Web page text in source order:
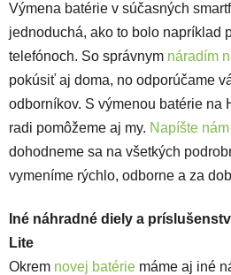
Výmena batérie v súčasných
jednoduchá, ako to bolo napríklad
telefónoch. So správnym náradím
pokúsiť aj doma, no odporúčame
odborníkov. S výmenou batérie na
radi pomôžeme aj my. Napíšte
dohodneme sa na všetkých
vymeníme rýchlo, odborne a za
Iné náhradné diely a
Lite
Okrem novej batérie máme aj iné